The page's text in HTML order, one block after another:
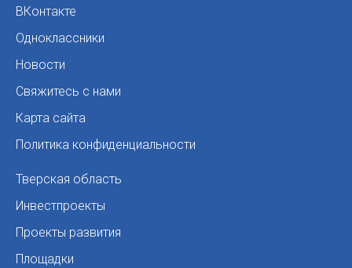
ВКонтакте
Одноклассники
Новости
Свяжитесь с нами
Карта сайта
Политика конфиденциальности
Тверская область
Инвестпроекты
Проекты развития
Площадки